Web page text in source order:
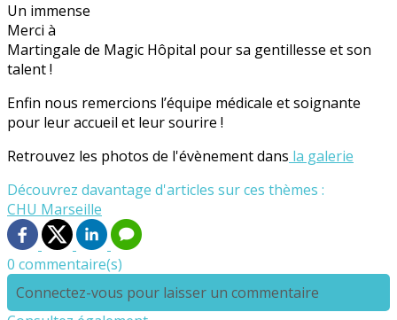
Un immense
Merci à
Martingale de Magic Hôpital pour sa gentillesse et son
talent !
Enfin nous remercions l’équipe médicale et soignante
pour leur accueil et leur sourire !
Retrouvez les photos de l'évènement dans la galerie
Découvrez davantage d'articles sur ces thèmes :
CHU Marseille
0 commentaire(s)
Connectez-vous pour laisser un commentaire